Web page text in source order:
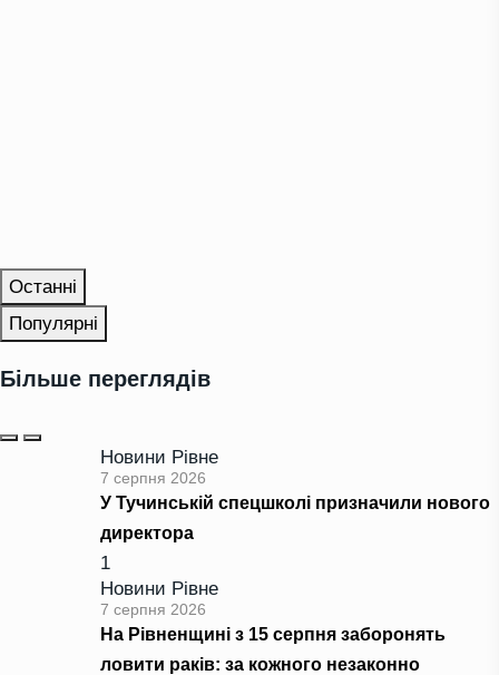
Останні
Популярні
Більше переглядів
Новини Рівне
7 серпня 2026
У Тучинській спецшколі призначили нового
директора
1
Новини Рівне
7 серпня 2026
На Рівненщині з 15 серпня заборонять
ловити раків: за кожного незаконно